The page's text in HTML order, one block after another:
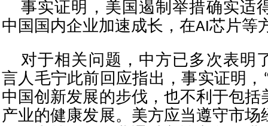
事实证明，美国遏制举措确实适
中国国内企业加速成长，在AI芯片等
对于相关问题，中方已多次表明
言人毛宁此前回应指出，事实证明，
中国创新发展的步伐，也不利于包括
产业的健康发展。美方应当遵守市场